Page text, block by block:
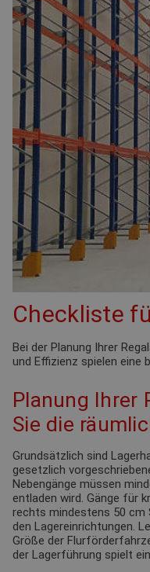
Checkliste
Bei der Planung Ihrer
und Effizienz spielen eine
Planung Ihrer
Sie die
Grundsätzlich sind
gesetzlich
Nebengänge müssen
entladen wird. Gänge für
rechts mindestens 50 cm
den Lagereinrichtungen.
Größe der
der Lagerführung spielt